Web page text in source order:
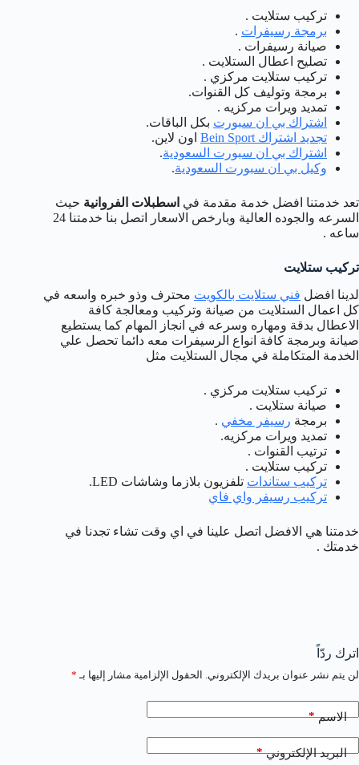
تركيب ستلايت .
برمجة رسيفرات .
صيانة رسيفرات .
تصليح اعطال الستلايت .
تركيب ستلايت مركزي .
برمجة وتوليف كل القنوات.
تمديد ويرات مركزيه .
اشتراك بي ان سبورت بكل الباقات.
تجديد اشتراك Bein Sport
اون لاين.
اشتراك بي ان سبورت السعودية.
وكيل بي ان سبورت السعودية.
تعد خدمتنا افضل خدمة مقدمة في اسطبلات الفروانية حيث
السرعه والجوده العالية وبارخص الاسعار اتصل بنا خدمتنا 24
ساعه .
تركيب ستلايت
لدينا افضل فني ستلايت بالكويت محترف وذو خبره واسعه في
كل اعمال الستلايت من صيانة وتركيب ومعالجة كافة
الاعطال بدقة ومهاره وسرعه في انجاز المهام كما يستطيع
صيانة وبرمجة كافة انواع الرسيفرات معه دائما تحصل علي
الخدمة المتكاملة في مجال الستلايت مثل
تركيب ستلايت مركزي .
صيانة ستلايت .
برمجة رسيفر مخفي .
تمديد ويرات مركزيه.
ترتيب القنوات .
تركيب ستلايت .
تركيب ستاندات تلفزيون بلازما وشاشات LED.
تركيب رسيفر واي فاي
خدمتنا هي الافضل اتصل علينا في اي وقت تشاء تجدنا في
خدمتك .
اترك ردّاً
لن يتم نشر عنوان بريدك الإلكتروني. الحقول الإلزامية مشار إليها بـ *
الاسم*
البريد الإلكتروني*